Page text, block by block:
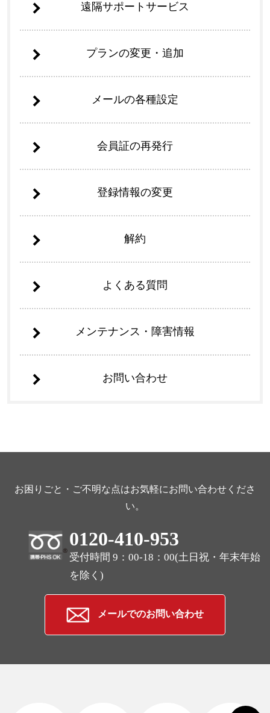
遠隔サポートサービス
プランの変更・追加
メールの各種設定
会員証の再発行
登録情報の変更
解約
よくある質問
メンテナンス・障害情報
お問い合わせ
お困りごと・ご不明な点はお気軽にお問い合わせくださ
い。
0120-410-953
受付時間 9：00-18：00(土日祝・年末年始
を除く)
メールでのお問い合わせ